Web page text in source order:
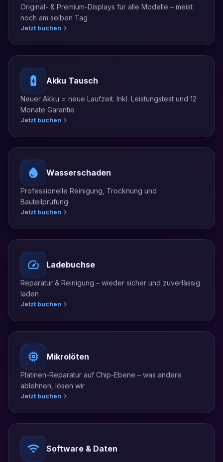
Original- & Premium-Displays für alle Modelle – meist
noch am selben Tag
Jetzt buchen
Akku Tausch
Neuer Akku = neue Laufzeit. Inkl. Leistungstest und 12
Monate Garantie
Jetzt buchen
Wasserschaden
Professionelle Reinigung, Trocknung und
Bauteilprüfung
Jetzt buchen
Ladebuchse
Reparatur & Reinigung – wieder sicher und zuverlässig
laden
Jetzt buchen
Mikrolöten
Platinen-Reparatur auf Chip-Ebene – was andere
ablehnen, lösen wir
Jetzt buchen
Software & Daten